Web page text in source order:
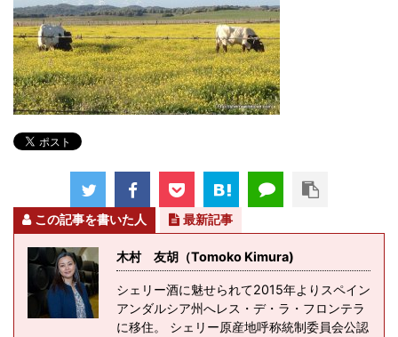
この記事を書いた人 最新記事
木村 友胡（Tomoko Kimura)
シェリー酒に魅せられて2015年よりスペイン
アンダルシア州へレス・デ・ラ・フロンテラ
に移住。 シェリー原産地呼称統制委員会公認